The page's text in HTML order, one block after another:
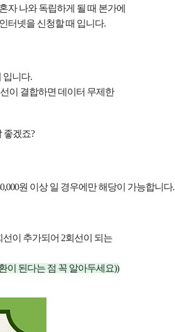
자 나와 독립하게 될 때 본가에
터넷을 신청할 때 입니다.
입니다.
이 결합하면 데이터 무제한
좋겠죠?
원 이상 일 경우에만 해당이 가능합니다.
선이 추가되어 2회선이 되는
이 된다는 점 꼭 알아두세요))